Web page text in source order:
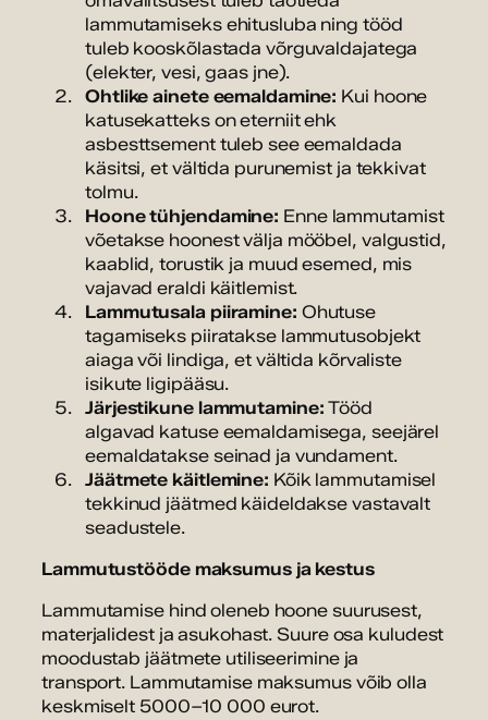
lammutamiseks ehitusluba ning tööd
tuleb kooskõlastada võrguvaldajatega
(elekter, vesi, gaas jne).
Ohtlike ainete eemaldamine: Kui hoone
katusekatteks on eterniit ehk
asbesttsement tuleb see eemaldada
käsitsi, et vältida purunemist ja tekkivat
tolmu.
Hoone tühjendamine: Enne lammutamist
võetakse hoonest välja mööbel, valgustid,
kaablid, torustik ja muud esemed, mis
vajavad eraldi käitlemist.
Lammutusala piiramine: Ohutuse
tagamiseks piiratakse lammutusobjekt
aiaga või lindiga, et vältida kõrvaliste
isikute ligipääsu.
Järjestikune lammutamine: Tööd
algavad katuse eemaldamisega, seejärel
eemaldatakse seinad ja vundament.
Jäätmete käitlemine: Kõik lammutamisel
tekkinud jäätmed käideldakse vastavalt
seadustele.
Lammutustööde maksumus ja kestus
Lammutamise hind oleneb hoone suurusest,
materjalidest ja asukohast. Suure osa kuludest
moodustab jäätmete utiliseerimine ja
transport. Lammutamise maksumus võib olla
keskmiselt 5000–10 000 eurot.